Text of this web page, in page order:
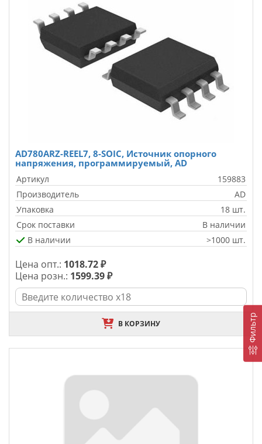
Фильтр
AD780ARZ-REEL7, 8-SOIC, Источник опорного
напряжения, программируемый, AD
Артикул
159883
Производитель
AD
Упаковка
18 шт.
Срок поставки
В наличии
В наличии
>1000 шт.
Цена опт.: 1018.72 ₽
Цена розн.: 1599.39 ₽
В КОРЗИНУ